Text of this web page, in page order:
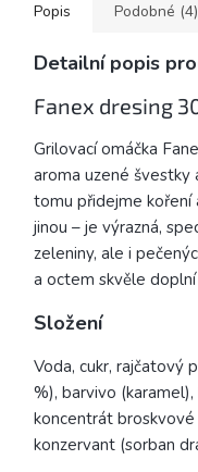
Popis Podobné (4)
Detailní popis
Fanex dresing
Grilovací omáčka
aroma uzené švestky
tomu přidejme koření
jinou – je výrazná,
zeleniny, ale i
a octem skvěle
Složení
Voda, cukr, rajčatový
%), barvivo
koncentrát broskvové
konzervant (sorban